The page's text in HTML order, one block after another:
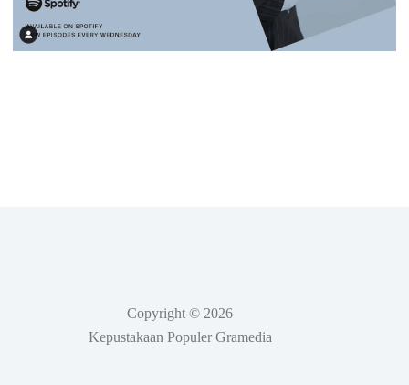
Copyright © 2026
Kepustakaan Populer Gramedia